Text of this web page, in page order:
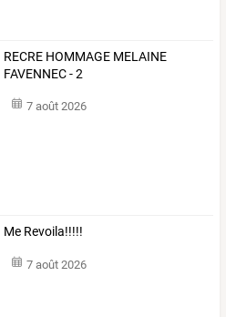
RECRE HOMMAGE MELAINE
FAVENNEC - 2
7 août 2026
Me Revoila!!!!!
7 août 2026